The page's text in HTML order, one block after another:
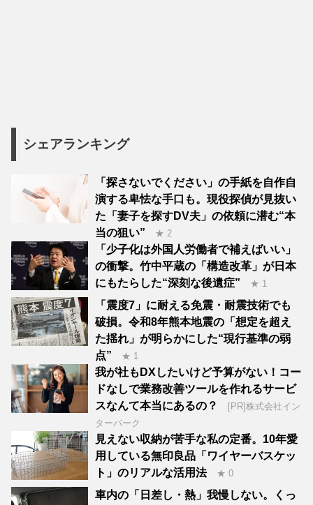
シェアランキング
「探さないでください」の手紙を自作自
演する卑怯な手口も。現役探偵が見抜い
た「妻子を探すDV夫」の依頼に潜む“本
当の狙い”
★ 2
「少子化は外国人労働者で補えばいい」
の衝撃。竹中平蔵の「構造改革」が日本
にもたらした“深刻な後遺症”
★ 1
「震度7」に耐える免震・耐震技術でも
破損。令和8年熊本地震の「想定を超え
た揺れ」が明らかにした“現行基準の弱
点”
★ 1
我が社もDXしたいけど予算がない！コー
ドなしで業務改善ツールを作れるサービ
スなんて本当にあるの？
[PR]株式会社イン
ターパーク
見えない収納が苦手な私の定番。10年愛
用している無印良品「ワイヤーバスケッ
ト」のリアルな活用法
★ 0
車内の「日差し・熱」我慢しない。くっ